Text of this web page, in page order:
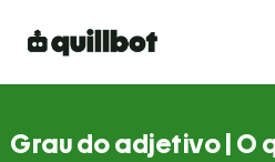
Grau do adjetivo | O